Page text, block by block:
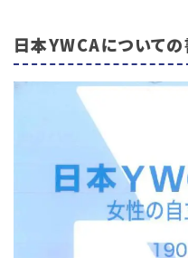
日本YWCAについて